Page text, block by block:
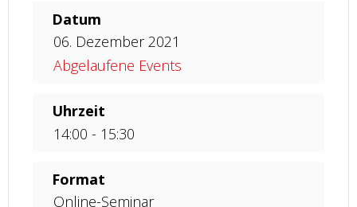
Datum
06. Dezember 2021
Abgelaufene Events
Uhrzeit
14:00 - 15:30
Format
Online-Seminar